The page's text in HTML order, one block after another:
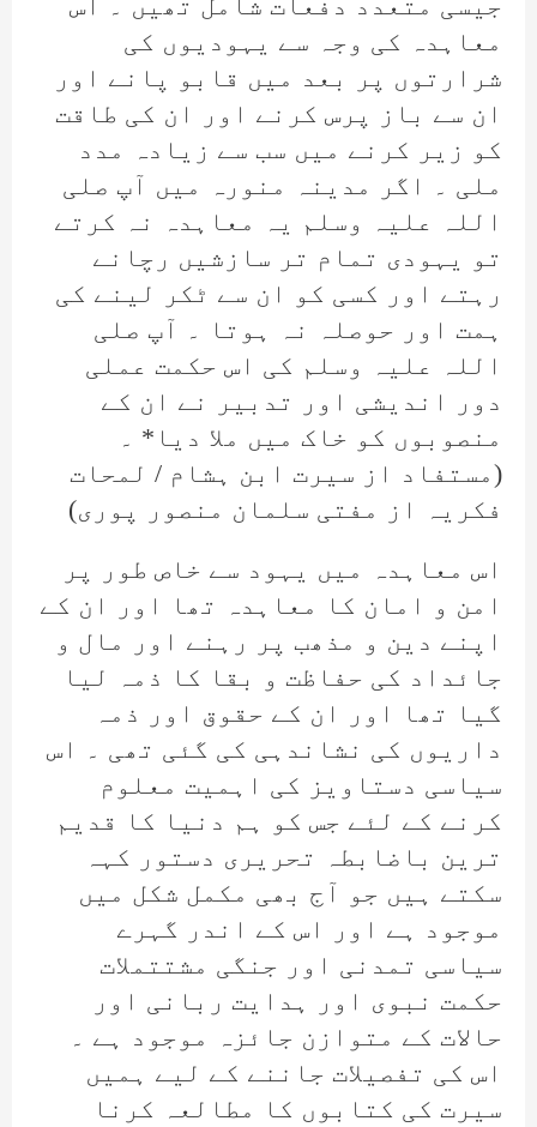
معاہدہ کی وجہ سے یہودیوں کی
شرارتوں پر بعد میں قابو پانے اور
ان سے باز پرس کرنے اور ان کی طاقت
کو زیر کرنے میں سب سے زیادہ مدد
ملی ۔ اگر مدینہ منورہ میں آپ صلی
اللہ علیہ وسلم یہ معاہدہ نہ کرتے
تو یہودی تمام تر سازشیں رچانے
رہتے اور کسی کو ان سے ٹکر لینے کی
ہمت اور حوصلہ نہ ہوتا ۔ آپ صلی
اللہ علیہ وسلم کی اس حکمت عملی
دور اندیشی اور تدبیر نے ان کے
منصوبوں کو خاک میں ملا دیا* ۔
(مستفاد از سیرت ابن ہشام / لمحات
فکریہ از مفتی سلمان منصور پوری)
اس معاہدہ میں یہود سے خاص طور پر
امن و امان کا معاہدہ تھا اور ان کے
اپنے دین و مذھب پر رہنے اور مال و
جائداد کی حفاظت و بقا کا ذمہ لیا
گیا تھا اور ان کے حقوق اور ذمہ
داریوں کی نشاندہی کی گئی تھی ۔ اس
سیاسی دستاویز کی اہمیت معلوم
کرنے کے لئے جس کو ہم دنیا کا قدیم
ترین باضابطہ تحریری دستور کہہ
سکتے ہیں جو آج بھی مکمل شکل میں
موجود ہے اور اس کے اندر گہرے
سیاسی تمدنی اور جنگی مشتتملات
حکمت نبوی اور ہدایت ربانی اور
حالات کے متوازن جائزہ موجود ہے ۔
اس کی تفصیلات جاننے کے لیے ہمیں
سیرت کی کتابوں کا مطالعہ کرنا